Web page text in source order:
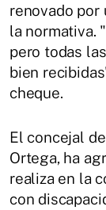
renovado por
la normativa.
pero todas
bien
cheque.
El concejal
Ortega, ha
realiza en la
con